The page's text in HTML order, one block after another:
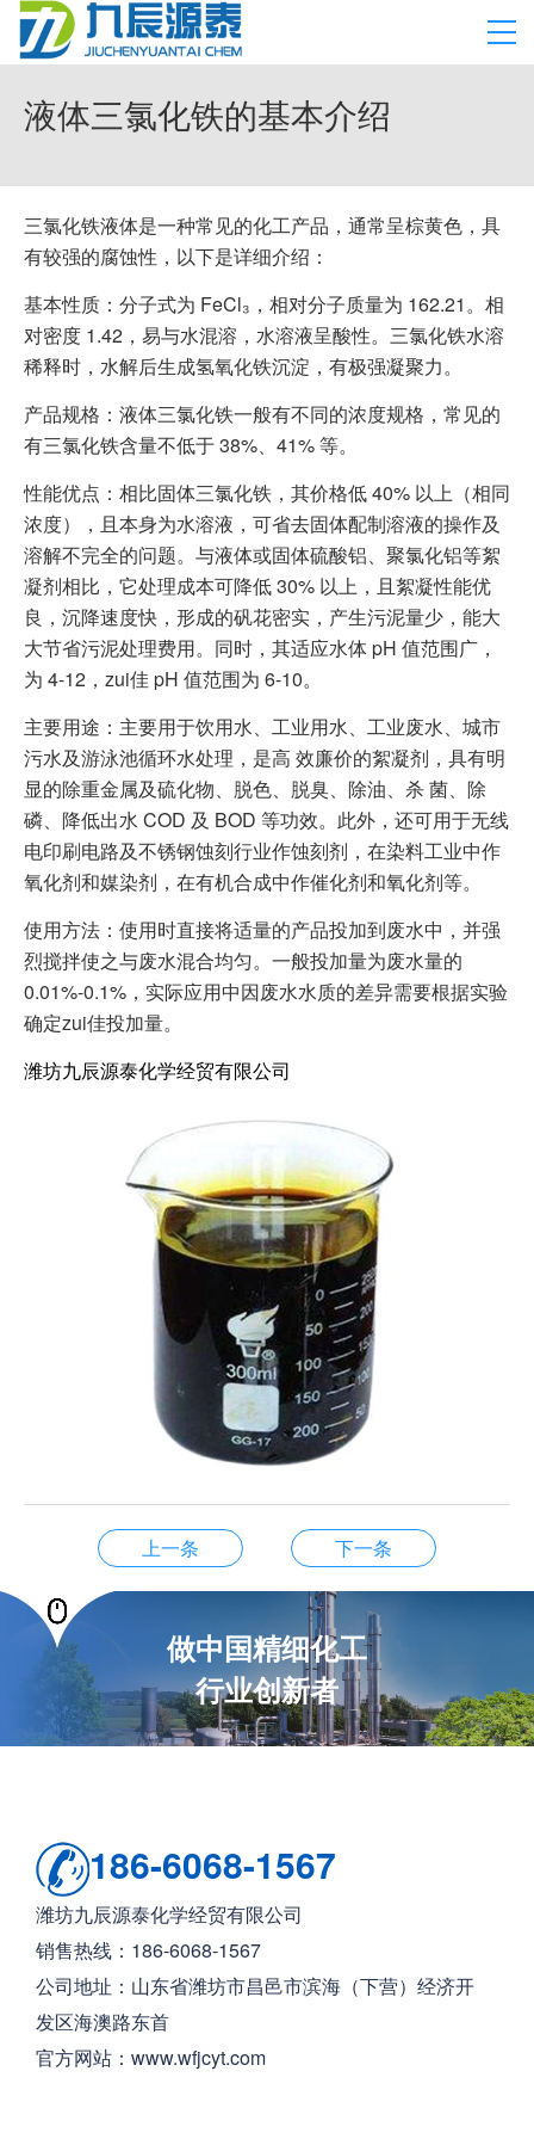
液体三氯化铁的基本介绍
三氯化铁液体是一种常见的化工产品，通常呈棕黄色，具
有较强的腐蚀性，以下是详细介绍：
基本性质：分子式为 FeCl₃，相对分子质量为 162.21。相
对密度 1.42，易与水混溶，水溶液呈酸性。三氯化铁水溶
稀释时，水解后生成氢氧化铁沉淀，有极强凝聚力。
产品规格：液体三氯化铁一般有不同的浓度规格，常见的
有三氯化铁含量不低于 38%、41% 等。
性能优点：相比固体三氯化铁，其价格低 40% 以上（相同
浓度），且本身为水溶液，可省去固体配制溶液的操作及
溶解不完全的问题。与液体或固体硫酸铝、聚氯化铝等絮
凝剂相比，它处理成本可降低 30% 以上，且絮凝性能优
良，沉降速度快，形成的矾花密实，产生污泥量少，能大
大节省污泥处理费用。同时，其适应水体 pH 值范围广，
为 4-12，zui佳 pH 值范围为 6-10。
主要用途：主要用于饮用水、工业用水、工业废水、城市
污水及游泳池循环水处理，是高 效廉价的絮凝剂，具有明
显的除重金属及硫化物、脱色、脱臭、除油、杀 菌、除
磷、降低出水 COD 及 BOD 等功效。此外，还可用于无线
电印刷电路及不锈钢蚀刻行业作蚀刻剂，在染料工业中作
氧化剂和媒染剂，在有机合成中作催化剂和氧化剂等。
使用方法：使用时直接将适量的产品投加到废水中，并强
烈搅拌使之与废水混合均匀。一般投加量为废水量的
0.01%-0.1%，实际应用中因废水水质的差异需要根据实验
确定zui佳投加量。
潍坊九辰源泰化学经贸有限公司
上一条 下一条
做中国精细化工
行业创新者
186-6068-1567
潍坊九辰源泰化学经贸有限公司
销售热线：186-6068-1567
公司地址：山东省潍坊市昌邑市滨海（下营）经济开
发区海澳路东首
官方网站：www.wfjcyt.com